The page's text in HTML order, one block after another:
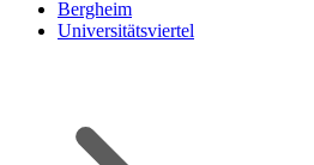
Bergheim
Universitätsviertel